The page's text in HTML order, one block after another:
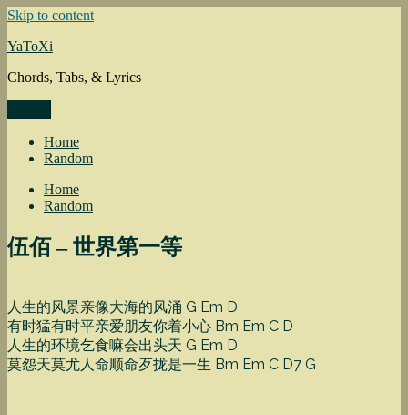
Skip to content
YaToXi
Chords, Tabs, & Lyrics
Home
Random
Home
Random
伍佰 – 世界第一等
人生的风景亲像大海的风涌 G Em D
有时猛有时平亲爱朋友你着小心 Bm Em C D
人生的环境乞食嘛会出头天 G Em D
莫怨天莫尤人命顺命歹拢是一生 Bm Em C D7 G